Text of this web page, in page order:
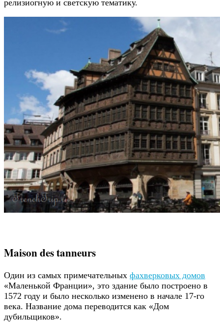
релизиогную и светскую тематику.
Maison des tanneurs
Один из самых примечательных фахверковых домов
«Маленькой Франции», это здание было построено в
1572 году и было несколько изменено в начале 17-го
века. Название дома переводится как «Дом
дубильщиков».